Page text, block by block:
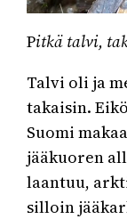
Pitkä talvi,
Talvi oli ja
takaisin.
Suomi
jääkuoren
laantuu,
silloin